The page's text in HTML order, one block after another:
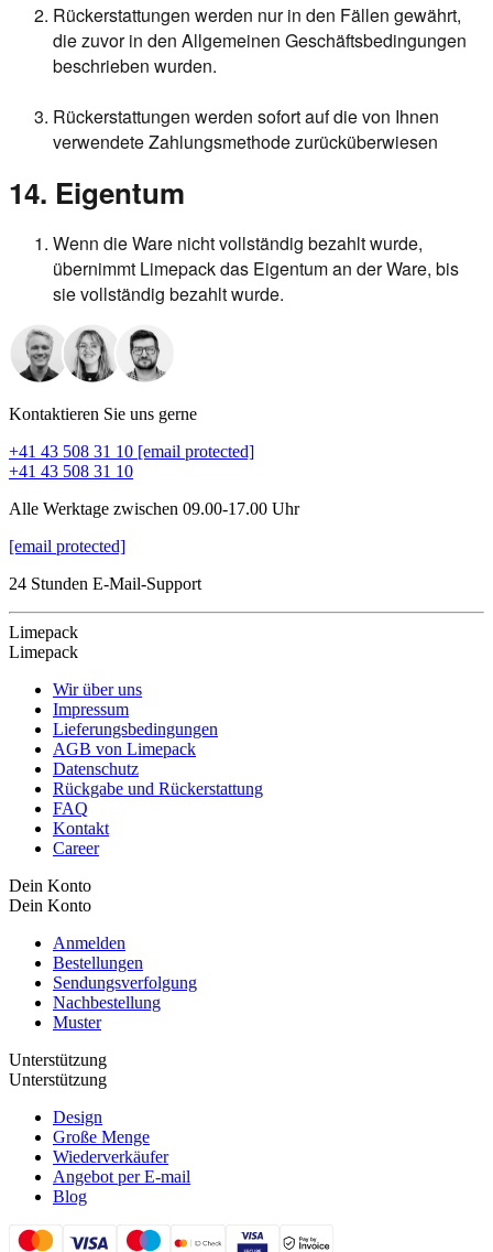
Rückerstattungen werden nur in den Fällen gewährt,
die zuvor in den Allgemeinen Geschäftsbedingungen
beschrieben wurden.
Rückerstattungen werden sofort auf die von Ihnen
verwendete Zahlungsmethode zurücküberwiesen
14. Eigentum
Wenn die Ware nicht vollständig bezahlt wurde,
übernimmt Limepack das Eigentum an der Ware, bis
sie vollständig bezahlt wurde.
Kontaktieren Sie uns gerne
+41 43 508 31 10 [email protected]
+41 43 508 31 10
Alle Werktage zwischen 09.00-17.00 Uhr
[email protected]
24 Stunden E-Mail-Support
Limepack
Limepack
Wir über uns
Impressum
Lieferungsbedingungen
AGB von Limepack
Datenschutz
Rückgabe und Rückerstattung
FAQ
Kontakt
Career
Dein Konto
Dein Konto
Anmelden
Bestellungen
Sendungsverfolgung
Nachbestellung
Muster
Unterstützung
Unterstützung
Design
Große Menge
Wiederverkäufer
Angebot per E-mail
Blog